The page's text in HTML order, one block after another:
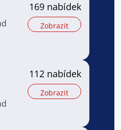
169 nabídek
Zobrazit
112 nabídek
Zobrazit